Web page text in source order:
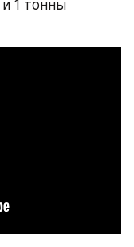
1 тонны